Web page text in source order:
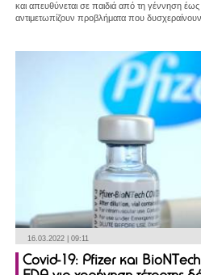
και απευθύνεται σε παιδιά από τη γέννηση
αντιμετωπίζουν προβλήματα που
16.03.2022 | 09:11
Covid-19: Pfizer και